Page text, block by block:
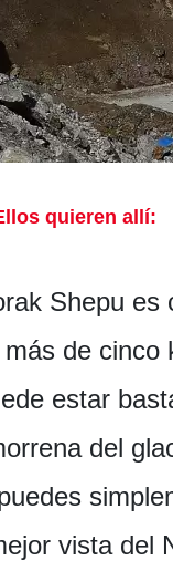
quieren allí:
Shepu
de
estar
del
vista del